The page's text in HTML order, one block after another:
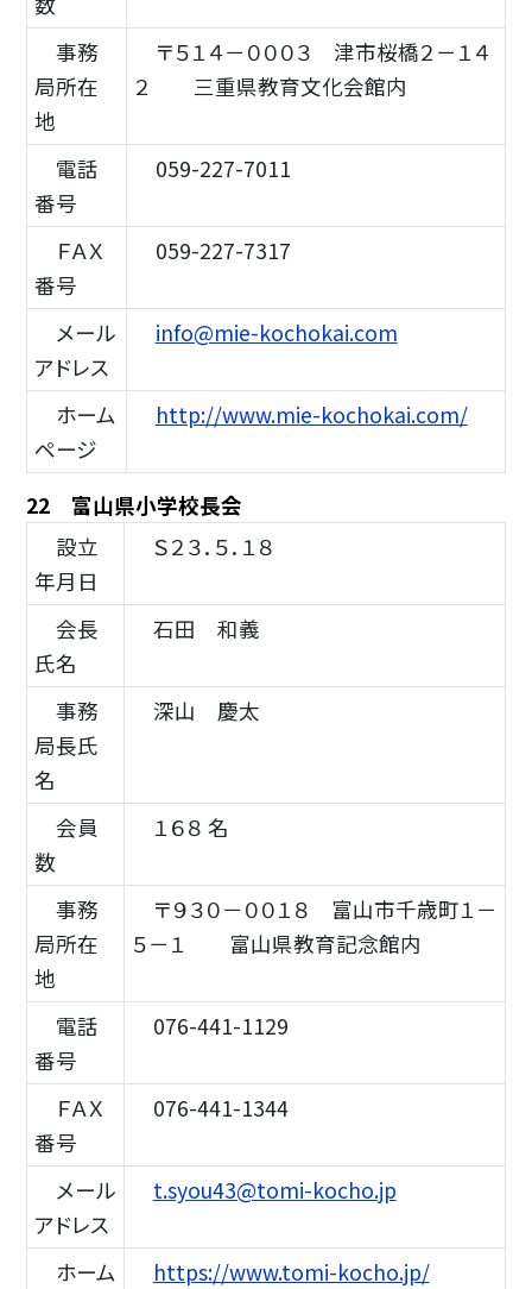
事務
局所在
地
〒５１４－０００３ 津市桜橋２－１４
２ 三重県教育文化会館内
電話
番号
059-227-7011
ＦＡＸ
番号
059-227-7317
メール
アドレス
info@mie-kochokai.com
ホーム
ページ
http://www.mie-kochokai.com/
22 富山県小学校長会
設立
年月日
Ｓ２３．５．１８
会長
氏名
石田 和義
事務
局長氏
名
深山 慶太
会員
数
１６８ 名
事務
局所在
地
〒９３０－００１８ 富山市千歳町１－
５－１ 富山県教育記念館内
電話
番号
076-441-1129
ＦＡＸ
番号
076-441-1344
メール
アドレス
t.syou43@tomi-kocho.jp
ホーム
https://www.tomi-kocho.jp/